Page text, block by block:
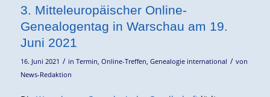
3. Mitteleuropäischer Online-
Genealogentag in Warschau am 19.
Juni 2021
16. Juni 2021 / in Termin, Online-Treffen, Genealogie international / von
News-Redaktion